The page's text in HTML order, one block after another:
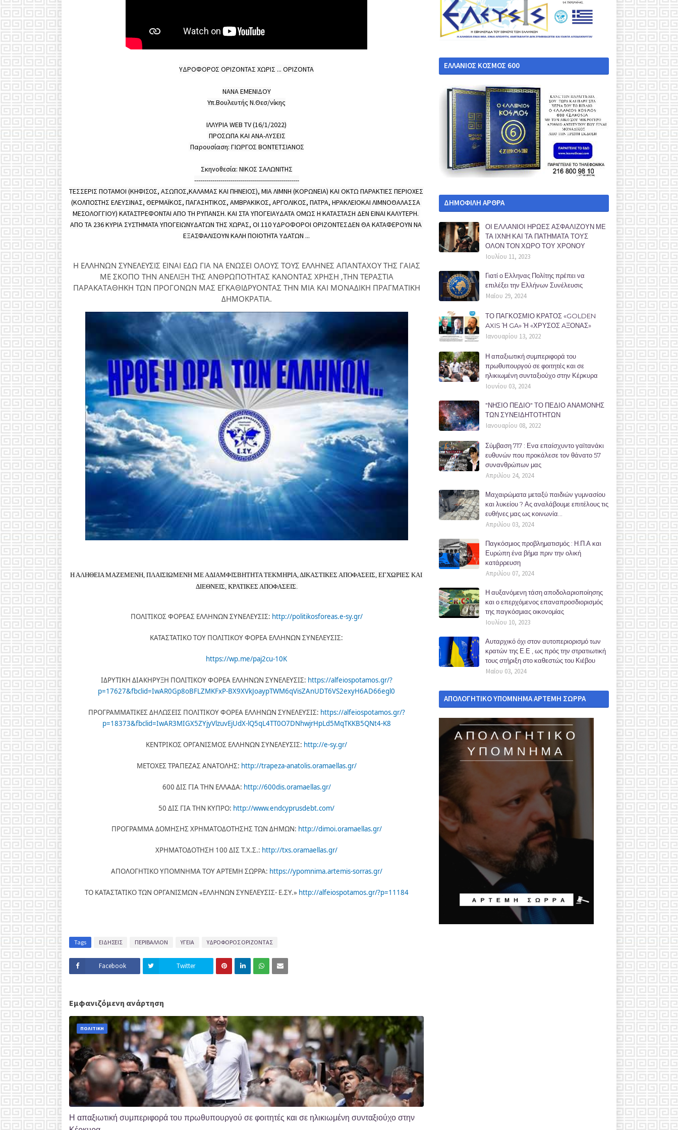
ΥΔΡΟΦΟΡΟΣ ΟΡΙΖΟΝΤΑΣ ΧΩΡΙΣ ... ΟΡΙΖΟΝΤΑ
ΝΑΝΑ ΕΜΕΝΙΔΟΥ
Υπ.Βουλευτής Ν.Θεσ/νίκης
ΙΛΛΥΡΙΑ WEB TV (16/1/2022)
ΠΡΟΣΩΠΑ ΚΑΙ ΑΝΑ-ΛΥΣΕΙΣ
Παρουσίαση: ΓΙΩΡΓΟΣ ΒΟΝΤΕΤΣΙΑΝΟΣ
Σκηνοθεσία: ΝΙΚΟΣ ΣΑΛΩΝΙΤΗΣ
----------------------------------------------------
ΤΕΣΣΕΡΙΣ ΠΟΤΑΜΟΙ (ΚΗΦΙΣΟΣ, ΑΣΩΠΟΣ,ΚΑΛΑΜΑΣ ΚΑΙ ΠΗΝΕΙΟΣ), ΜΙΑ ΛΙΜΝΗ (ΚΟΡΩΝΕΙΑ) ΚΑΙ ΟΚΤΩ ΠΑΡΑΚΤΙΕΣ ΠΕΡΙΟΧΕΣ
(ΚΟΛΠΟΣΤΗΣ ΕΛΕΥΣΙΝΑΣ, ΘΕΡΜΑΪΚΟΣ, ΠΑΓΑΣΗΤΙΚΟΣ, ΑΜΒΡΑΚΙΚΟΣ, ΑΡΓΟΛΙΚΟΣ, ΠΑΤΡΑ, ΗΡΑΚΛΕΙΟΚΑΙ ΛΙΜΝΟΘΑΛΑΣΣΑ
ΜΕΣΟΛΟΓΓΙΟΥ) ΚΑΤΑΣΤΡΕΦΟΝΤΑΙ ΑΠΟ ΤΗ ΡΥΠΑΝΣΗ. ΚΑΙ ΣΤΑ ΥΠΟΓΕΙΑΥΔΑΤΑ ΟΜΩΣ Η ΚΑΤΑΣΤΑΣΗ ΔΕΝ ΕΙΝΑΙ ΚΑΛΥΤΕΡΗ.
ΑΠΟ ΤΑ 236 ΚΥΡΙΑ ΣΥΣΤΗΜΑΤΑ ΥΠΟΓΕΙΩΝΥΔΑΤΩΝ ΤΗΣ ΧΩΡΑΣ, ΟΙ 110 ΥΔΡΟΦΟΡΟΙ ΟΡΙΖΟΝΤΕΣΔΕΝ ΘΑ ΚΑΤΑΦΕΡΟΥΝ ΝΑ
ΕΞΑΣΦΑΛΙΣΟΥΝ ΚΑΛΗ ΠΟΙΟΤΗΤΑ ΥΔΑΤΩΝ ...
Η ΕΛΛΗΝΩΝ ΣΥΝΕΛΕΥΣΙΣ ΕΙΝΑΙ ΕΔΩ ΓΙΑ ΝΑ ΕΝΩΣΕΙ ΟΛΟΥΣ ΤΟΥΣ ΕΛΛΗΝΕΣ ΑΠΑΝΤΑΧΟΥ ΤΗΣ ΓΑΙΑΣ
ΜΕ ΣΚΟΠΟ ΤΗΝ ΑΝΕΛΙΞΗ ΤΗΣ ΑΝΘΡΩΠΟΤΗΤΑΣ ΚΑΝΟΝΤΑΣ ΧΡΗΣΗ ,ΤΗΝ ΤΕΡΑΣΤΙΑ
ΠΑΡΑΚΑΤΑΘΗΚΗ ΤΩΝ ΠΡΟΓΟΝΩΝ ΜΑΣ ΕΓΚΑΘΙΔΡΥΟΝΤΑΣ ΤΗΝ ΜΙΑ ΚΑΙ ΜΟΝΑΔΙΚΗ ΠΡΑΓΜΑΤΙΚΗ
ΔΗΜΟΚΡΑΤΙΑ.
Η ΑΛΗΘΕΙΑ ΜΑΖΕΜΕΝΗ, ΠΛΑΙΣΙΩΜΕΝΗ ΜΕ ΑΔΙΑΜΦΙΣΒΗΤΗΤΑ ΤΕΚΜΗΡΙΑ, ΔΙΚΑΣΤΙΚΕΣ ΑΠΟΦΑΣΕΙΣ, ΕΓΧΩΡΙΕΣ ΚΑΙ
ΔΙΕΘΝΕΙΣ, ΚΡΑΤΙΚΕΣ ΑΠΟΦΑΣΕΙΣ.
ΠΟΛΙΤΙΚΟΣ ΦΟΡΕΑΣ ΕΛΛΗΝΩΝ ΣΥΝΕΛΕΥΣΙΣ: http://politikosforeas.e-sy.gr/
ΚΑΤΑΣΤΑΤΙΚΟ ΤΟΥ ΠΟΛΙΤΙΚΟΥ ΦΟΡΕΑ ΕΛΛΗΝΩΝ ΣΥΝΕΛΕΥΣΙΣ:
https://wp.me/paj2cu-10K
ΙΔΡΥΤΙΚΗ ΔΙΑΚΗΡΥΞΗ ΠΟΛΙΤΙΚΟΥ ΦΟΡΕΑ ΕΛΛΗΝΩΝ ΣΥΝΕΛΕΥΣΙΣ: https://alfeiospotamos.gr/?
p=17627&fbclid=IwAR0Gp8oBFLZMKFxP-BX9XVkJoaypTWM6qVisZAnUDT6VS2exyH6AD66egl0
ΠΡΟΓΡΑΜΜΑΤΙΚΕΣ ΔΗΛΩΣΕΙΣ ΠΟΛΙΤΙΚΟΥ ΦΟΡΕΑ ΕΛΛΗΝΩΝ ΣΥΝΕΛΕΥΣΙΣ: https://alfeiospotamos.gr/?
p=18373&fbclid=IwAR3MIGX5ZYjyVlzuvEjUdX-lQ5qL4TT0O7DNhwjrHpLd5MqTKKB5QNt4-K8
ΚΕΝΤΡΙΚΟΣ ΟΡΓΑΝΙΣΜΟΣ ΕΛΛΗΝΩΝ ΣΥΝΕΛΕΥΣΙΣ: http://e-sy.gr/
ΜΕΤΟΧΕΣ ΤΡΑΠΕΖΑΣ ΑΝΑΤΟΛΗΣ: http://trapeza-anatolis.oramaellas.gr/
600 ΔΙΣ ΓΙΑ ΤΗΝ ΕΛΛΑΔΑ: http://600dis.oramaellas.gr/
50 ΔΙΣ ΓΙΑ ΤΗΝ ΚΥΠΡΟ: http://www.endcyprusdebt.com/
ΠΡΟΓΡΑΜΜΑ ΔΟΜΗΣΗΣ ΧΡΗΜΑΤΟΔΟΤΗΣΗΣ ΤΩΝ ΔΗΜΩΝ: http://dimoi.oramaellas.gr/
ΧΡΗΜΑΤΟΔΟΤΗΣΗ 100 ΔΙΣ Τ.Χ.Σ.: http://txs.oramaellas.gr/
ΑΠΟΛΟΓΗΤΙΚΟ ΥΠΟΜΝΗΜΑ ΤΟΥ ΑΡΤΕΜΗ ΣΩΡΡΑ: https://ypomnima.artemis-sorras.gr/
ΤΟ ΚΑΤΑΣΤΑΤΙΚΟ ΤΩΝ ΟΡΓΑΝΙΣΜΩΝ «ΕΛΛΗΝΩΝ ΣΥΝΕΛΕΥΣΙΣ- Ε.ΣΥ.» http://alfeiospotamos.gr/?p=11184
Tags ΕΙΔΗΣΕΙΣ ΠΕΡΙΒΑΛΛΟΝ ΥΓΕΙΑ ΥΔΡΟΦΟΡΟΣ ΟΡΙΖΟΝΤΑΣ
Facebook Twitter
Εμφανιζόμενη ανάρτηση
ΠΟΛΙΤΙΚΗ
Η απαξιωτική συμπεριφορά του πρωθυπουργού σε φοιτητές και σε ηλικιωμένη συνταξιούχο στην
ΕΛΛΑΝΙΟΣ ΚΟΣΜΟΣ 600
ΔΗΜΟΦΙΛΗ ΑΡΘΡΑ
ΟΙ ΕΛΛΑΝΙΟΙ ΗΡΩΕΣ ΑΣΦΑΛΙΖΟΥΝ ΜΕ
ΤΑ ΙΧΝΗ ΚΑΙ ΤΑ ΠΑΤΗΜΑΤΑ ΤΟΥΣ
ΟΛΟΝ ΤΟΝ ΧΩΡΟ ΤΟΥ ΧΡΟΝΟΥ
Ιουλίου 11, 2023
Γιατί ο Ελληνας Πολίτης πρέπει να
επιλέξει την Ελλήνων Συνέλευσις
Μαΐου 29, 2024
ΤΟ ΠΑΓΚΟΣΜΙΟ ΚΡΑΤΟΣ «GOLDEN
AXIS Ή GA» Ή «ΧΡΥΣΟΣ AΞΟΝΑΣ»
Ιανουαρίου 13, 2022
Η απαξιωτική συμπεριφορά του
πρωθυπουργού σε φοιτητές και σε
ηλικιωμένη συνταξιούχο στην Κέρκυρα
Ιουνίου 03, 2024
"ΝΗΣΙΟ ΠΕΔΙΟ" ΤΟ ΠΕΔΙΟ ΑΝΑΜΟΝΗΣ
ΤΩΝ ΣΥΝΕΙΔΗΤΟΤΗΤΩΝ
Ιανουαρίου 08, 2022
Σύμβαση 717 : Ενα επαίσχυντο γαϊτανάκι
ευθυνών που προκάλεσε τον θάνατο 57
συνανθρώπων μας
Απριλίου 24, 2024
Μαχαιρώματα μεταξύ παιδιών γυμνασίου
και λυκείου ? Ας αναλάβουμε επιτέλους τις
ευθήνες μας ως κοινωνία...
Απριλίου 03, 2024
Παγκόσμιος προβληματισμός : Η.Π.Α και
Ευρώπη ένα βήμα πριν την ολική
κατάρρευση
Απριλίου 07, 2024
Η αυξανόμενη τάση αποδολαριοποίησης
και ο επερχόμενος επαναπροσδιορισμός
της παγκόσμιας οικονομίας
Ιουλίου 10, 2023
Αυταρχικό όχι στον αυτοπεριορισμό των
κρατών της Ε.Ε , ως πρός την στρατιωτική
τους στήριξη στο καθεστώς του Κιέβου
Μαΐου 03, 2024
ΑΠΟΛΟΓΗΤΙΚΟ ΥΠΟΜΝΗΜΑ ΑΡΤΕΜΗ ΣΩΡΡΑ